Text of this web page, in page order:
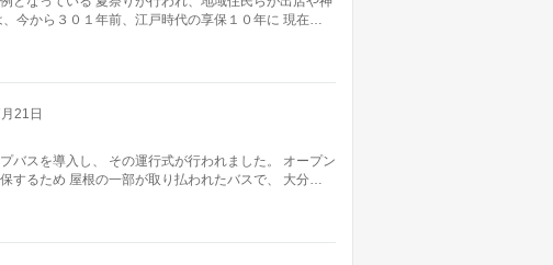
今から３０１年前、江戸時代の享保１０年に 現在…
21日
バスを導入し、 その運行式が行われました。 オープン
するため 屋根の一部が取り払われたバスで、 大分…